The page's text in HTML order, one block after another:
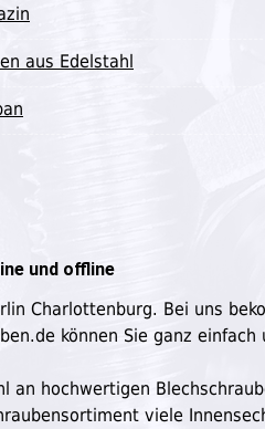
aus Edelstahl
und offline
Charlottenburg. Bei uns
können Sie ganz
hochwertigen
viele